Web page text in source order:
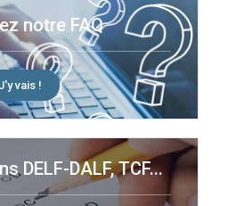
notre FAQ
vais !
DELF-DALF, TCF...